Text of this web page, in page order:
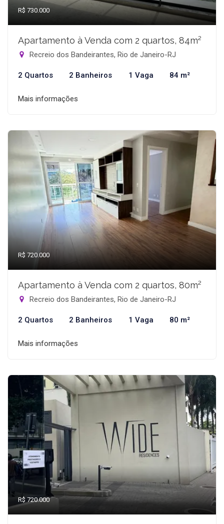
R$ 730.000
Apartamento à Venda com 2 quartos, 84m²
Recreio dos Bandeirantes, Rio de Janeiro-RJ
2 Quartos 2 Banheiros 1 Vaga 84 m²
Mais informações
R$ 720.000
Apartamento à Venda com 2 quartos, 80m²
Recreio dos Bandeirantes, Rio de Janeiro-RJ
2 Quartos 2 Banheiros 1 Vaga 80 m²
Mais informações
R$ 720.000